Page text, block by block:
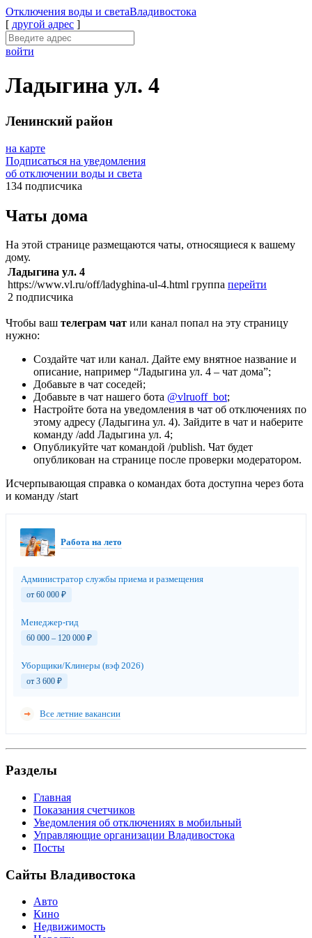
Отключения воды и светаВладивостока
[ другой адрес ]
войти
Ладыгина ул. 4
Ленинский район
на карте
Подписаться на уведомления
об отключении воды и света
134 подписчика
Чаты дома
На этой странице размещаются чаты, относящиеся к вашему
дому.
Ладыгина ул. 4
https://www.vl.ru/off/ladyghina-ul-4.html
2 подписчика
группа перейти
Чтобы ваш телеграм чат или канал попал на эту страницу
нужно:
Создайте чат или канал. Дайте ему внятное название и
описание, например “Ладыгина ул. 4 – чат дома”;
Добавьте в чат соседей;
Добавьте в чат нашего бота @vlruoff_bot;
Настройте бота на уведомления в чат об отключениях по
этому адресу (Ладыгина ул. 4). Зайдите в чат и наберите
команду /add Ладыгина ул. 4;
Опубликуйте чат командой /publish. Чат будет
опубликован на странице после проверки модератором.
Исчерпывающая справка о командах бота доступна через бота
и команду /start
Работа на лето
Администратор службы приема и размещения
от 60 000 ₽
Менеджер-гид
60 000 – 120 000 ₽
Уборщики/Клинеры (вэф 2026)
от 3 600 ₽
Все летние вакансии
Разделы
Главная
Показания счетчиков
Уведомления об отключениях в мобильный
Управляющие организации Владивостока
Посты
Сайты Владивостока
Авто
Кино
Недвижимость